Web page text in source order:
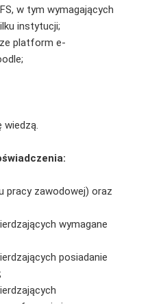
w tym wymagających
instytucji;
platform e-
wiedzą.
pracy zawodowej) oraz
wymagane
posiadanie